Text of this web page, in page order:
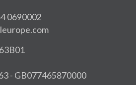
0690002
- GB077465870000